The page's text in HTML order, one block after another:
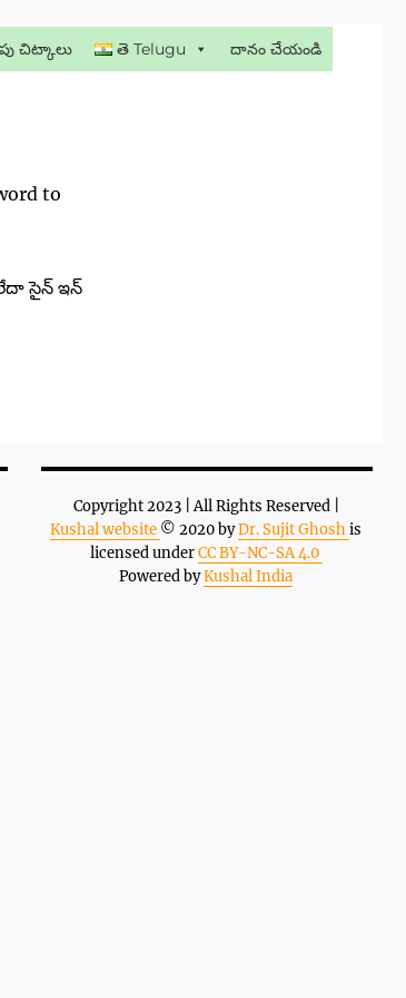
చిట్కాలు తె Telugu దానం చేయండి
to
సైన్ ఇన్
Copyright 2023 | All Rights Reserved |
Kushal website © 2020 byDr. Sujit Ghoshis
licensed underCC BY-NC-SA 4.0
Powered byKushal India